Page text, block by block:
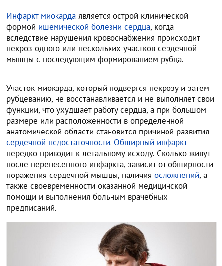
Инфаркт миокарда является острой клинической
формой ишемической болезни сердца, когда
вследствие нарушения кровоснабжения происходит
некроз одного или нескольких участков сердечной
мышцы с последующим формированием рубца.
Участок миокарда, который подвергся некрозу и затем
рубцеванию, не восстанавливается и не выполняет свои
функции, что ухудшает работу сердца, а при большом
размере или расположенности в определенной
анатомической области становится причиной развития
сердечной недостаточности. Обширный инфаркт
нередко приводит к летальному исходу. Сколько живут
после перенесенного инфаркта, зависит от обширности
поражения сердечной мышцы, наличияосложнений, а
также своевременности оказанной медицинской
помощи и выполнения больным врачебных
предписаний.